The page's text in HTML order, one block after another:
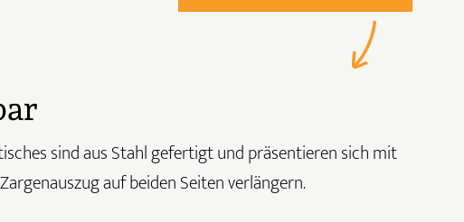
sind aus Stahl gefertigt und präsentieren sich mit
auf beiden Seiten verlängern.